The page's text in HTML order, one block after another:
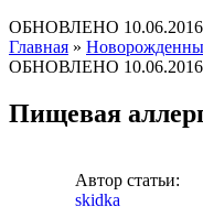
ОБНОВЛЕНО 10.06.2016
Главная »
ОБНОВЛЕНО 10.06.2016
Пищевая
Автор статьи:
skidka